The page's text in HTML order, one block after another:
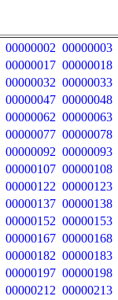
00000002 00000003
00000017 00000018
00000032 00000033
00000047 00000048
00000062 00000063
00000077 00000078
00000092 00000093
00000107 00000108
00000122 00000123
00000137 00000138
00000152 00000153
00000167 00000168
00000182 00000183
00000197 00000198
00000212 00000213